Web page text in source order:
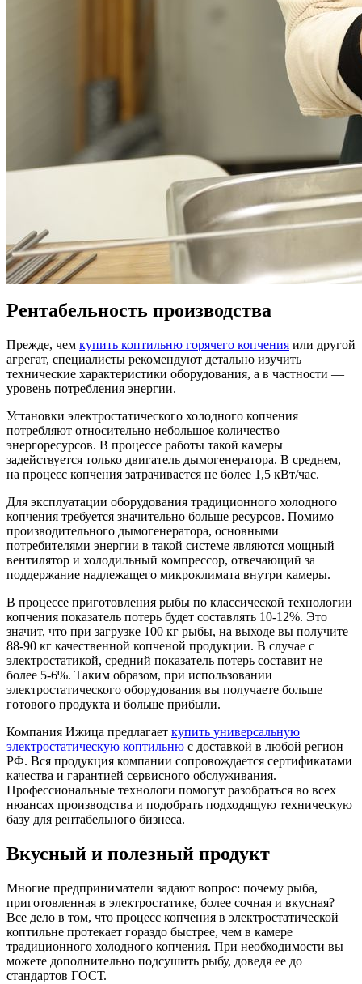
Рентабельность производства
Прежде, чем купить коптильню горячего копчения или другой
агрегат, специалисты рекомендуют детально изучить
технические характеристики оборудования, а в частности —
уровень потребления энергии.
Установки электростатического холодного копчения
потребляют относительно небольшое количество
энергоресурсов. В процессе работы такой камеры
задействуется только двигатель дымогенератора. В среднем,
на процесс копчения затрачивается не более 1,5 кВт/час.
Для эксплуатации оборудования традиционного холодного
копчения требуется значительно больше ресурсов. Помимо
производительного дымогенератора, основными
потребителями энергии в такой системе являются мощный
вентилятор и холодильный компрессор, отвечающий за
поддержание надлежащего микроклимата внутри камеры.
В процессе приготовления рыбы по классической технологии
копчения показатель потерь будет составлять 10-12%. Это
значит, что при загрузке 100 кг рыбы, на выходе вы получите
88-90 кг качественной копченой продукции. В случае с
электростатикой, средний показатель потерь составит не
более 5-6%. Таким образом, при использовании
электростатического оборудования вы получаете больше
готового продукта и больше прибыли.
Компания Ижица предлагает купить универсальную
электростатическую коптильню с доставкой в любой регион
РФ. Вся продукция компании сопровождается сертификатами
качества и гарантией сервисного обслуживания.
Профессиональные технологи помогут разобраться во всех
нюансах производства и подобрать подходящую техническую
базу для рентабельного бизнеса.
Вкусный и полезный продукт
Многие предприниматели задают вопрос: почему рыба,
приготовленная в электростатике, более сочная и вкусная?
Все дело в том, что процесс копчения в электростатической
коптильне протекает гораздо быстрее, чем в камере
традиционного холодного копчения. При необходимости вы
можете дополнительно подсушить рыбу, доведя ее до
стандартов ГОСТ.